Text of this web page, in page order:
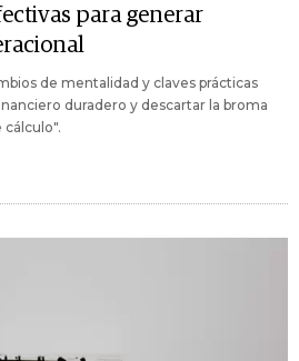
para generar
de mentalidad y claves prácticas
duradero y descartar la broma
cálculo".